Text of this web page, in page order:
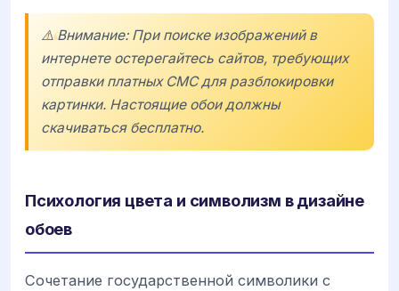
⚠️ Внимание: При поиске изображений в
интернете остерегайтесь сайтов, требующих
отправки платных СМС для разблокировки
картинки. Настоящие обои должны
скачиваться бесплатно.
Психология цвета и символизм в дизайне
обоев
Сочетание государственной символики с